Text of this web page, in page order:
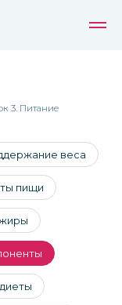
3. Питание
веса
пищи